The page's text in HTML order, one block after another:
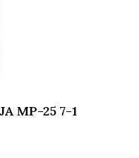
MP-25 7-1